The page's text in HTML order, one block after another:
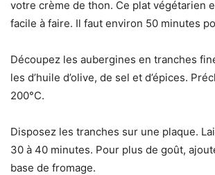
votre crème de thon. Ce plat végétarien
facile à faire. Il faut environ 50 minutes
Découpez les aubergines en tranches
les d’huile d’olive, de sel et d’épices.
200°C.
Disposez les tranches sur une plaque.
30 à 40 minutes. Pour plus de goût,
base de fromage.